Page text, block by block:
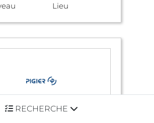
RECHERCHE
Lieu